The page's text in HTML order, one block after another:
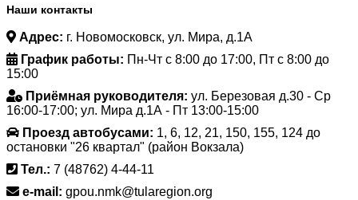
Наши контакты
Адрес: г. Новомосковск, ул. Мира, д.1А
График работы: Пн-Чт с 8:00 до 17:00, Пт с 8:00 до
15:00
Приёмная руководителя: ул. Березовая д.30 - Ср
16:00-17:00; ул. Мира д.1А - Пт 13:00-15:00
Проезд автобусами: 1, 6, 12, 21, 150, 155, 124 до
остановки "26 квартал" (район Вокзала)
Тел.: 7 (48762) 4-44-11
e-mail: gpou.nmk@tularegion.org